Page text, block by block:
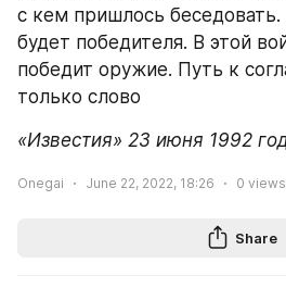
с кем пришлось беседовать.
будет победителя. В этой
победит оружие. Путь к
только слово
«Известия» 23 июня 1992
Onegai June 22, 2022, 18:26 0 views
Share